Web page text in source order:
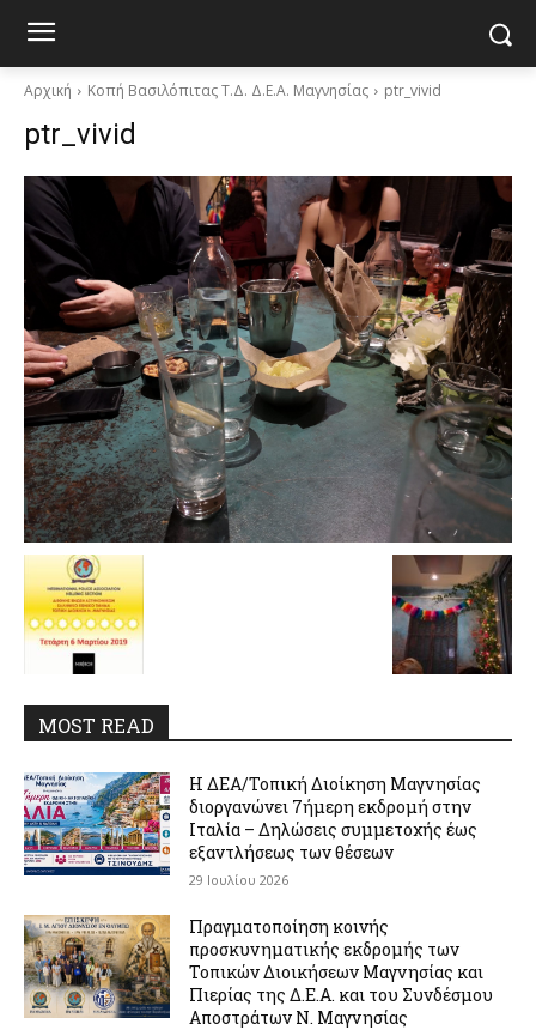
Αρχική Κοπή Βασιλόπιτας Τ.Δ. Δ.Ε.Α. Μαγνησίας ptr_vivid
ptr_vivid
MOST READ
Η ΔΕΑ/Τοπική Διοίκηση Μαγνησίας
διοργανώνει 7ήμερη εκδρομή στην
Ιταλία – Δηλώσεις συμμετοχής έως
εξαντλήσεως των θέσεων
29 Ιουλίου 2026
Πραγματοποίηση κοινής
προσκυνηματικής εκδρομής των
Τοπικών Διοικήσεων Μαγνησίας και
Πιερίας της Δ.Ε.Α. και του Συνδέσμου
Αποστράτων Ν. Μαγνησίας